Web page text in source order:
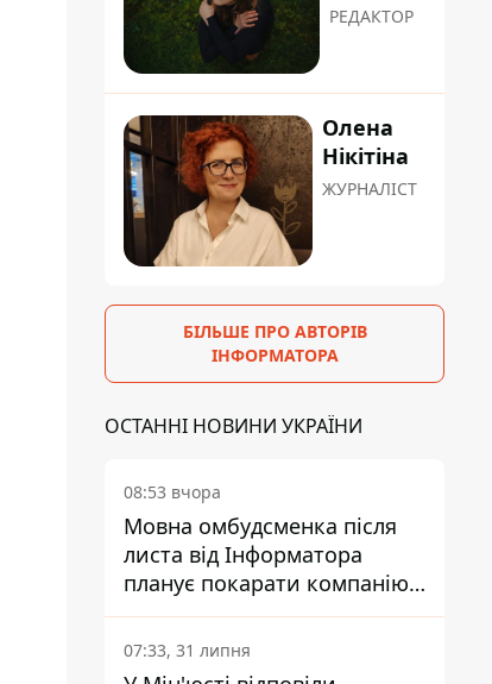
РЕДАКТОР
Олена
Нікітіна
ЖУРНАЛІСТ
БІЛЬШЕ ПРО АВТОРІВ
ІНФОРМАТОРА
ОСТАННІ НОВИНИ УКРАЇНИ
08:53 вчора
Мовна омбудсменка після
листа від Інформатора
планує покарати компанію-
підрядника ПриватБанку
07:33, 31 липня